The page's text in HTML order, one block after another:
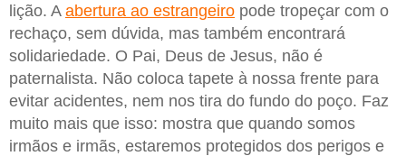
lição. A abertura ao estrangeiro pode tropeçar com o
rechaço, sem dúvida, mas também encontrará
solidariedade. O Pai, Deus de Jesus, não é
paternalista. Não coloca tapete à nossa frente para
evitar acidentes, nem nos tira do fundo do poço. Faz
muito mais que isso: mostra que quando somos
irmãos e irmãs, estaremos protegidos dos perigos e